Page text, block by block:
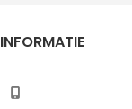
INFORMATIE